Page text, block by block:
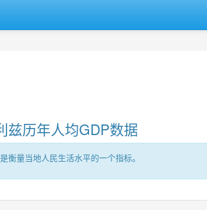
兹历年人均GDP数据
衡量当地人民生活水平的一个指标。